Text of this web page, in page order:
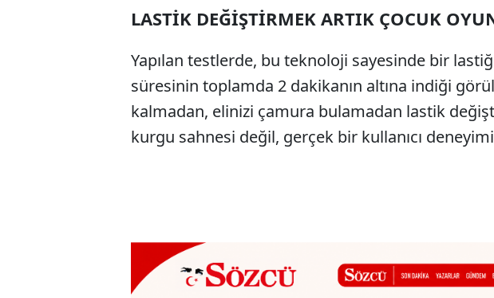
LASTİK DEĞİŞTİRMEK ARTIK ÇOCUK
Yapılan testlerde, bu teknoloji sayesinde bir
süresinin toplamda 2 dakikanın altına indiği
kalmadan, elinizi çamura bulamadan lastik
kurgu sahnesi değil, gerçek bir kullanıcı